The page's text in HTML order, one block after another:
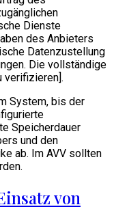
Dienste
des Anbieters
Datenzustellung
Die vollständige
verifizieren].
System, bis der
Speicherdauer
und den
ab. Im AVV sollten
von